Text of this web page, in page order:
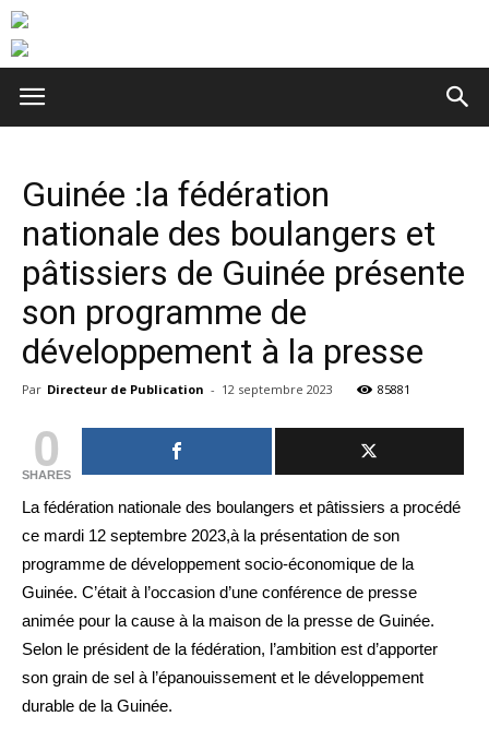
Guinée :la fédération
nationale des boulangers et
pâtissiers de Guinée présente
son programme de
développement à la presse
Par Directeur de Publication - 12 septembre 2023 85881
0
SHARES
La fédération nationale des boulangers et pâtissiers a procédé
ce mardi 12 septembre 2023,à la présentation de son
programme de développement socio-économique de la
Guinée. C’était à l’occasion d’une conférence de presse
animée pour la cause à la maison de la presse de Guinée.
Selon le président de la fédération, l’ambition est d’apporter
son grain de sel à l’épanouissement et le développement
durable de la Guinée.